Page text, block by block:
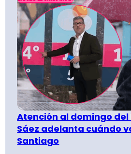
Atención al domingo del
Sáez adelanta cuándo
Santiago